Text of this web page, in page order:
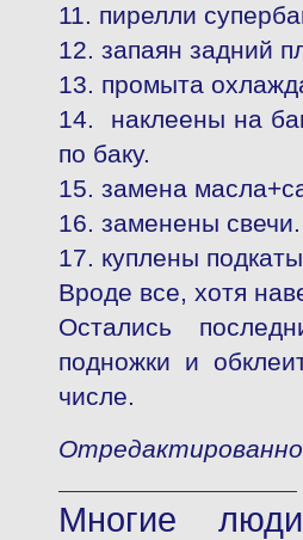
11. пирелли
12. запаян задний
13. промыта
14. наклеены на
по баку.
15. замена
16. заменены свечи.
17. куплены
Вроде все, хотя
Остались
подножки и
числе.
Многие